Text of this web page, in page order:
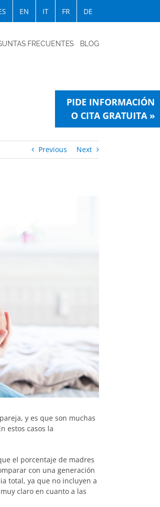
EN IT FR DE
FRECUENTES BLOG
PIDE INFORMACIÓN
O CITA GRATUITA »
Previous Next
y es que son muchas
estos casos la
el porcentaje de madres
con una generación
total, ya que no incluyen a
claro en cuanto a las